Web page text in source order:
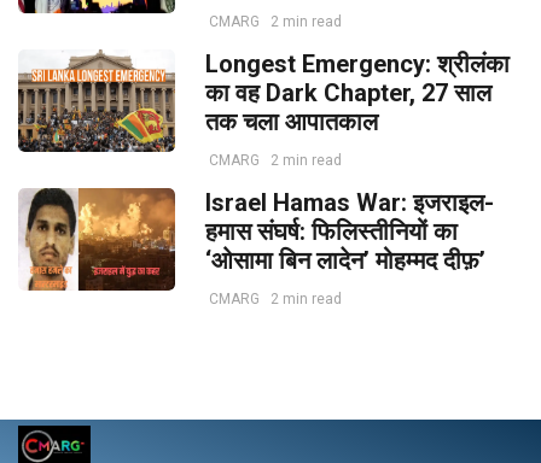
CMARG 2 min read
Longest Emergency: श्रीलंका
का वह Dark Chapter, 27 साल
तक चला आपातकाल
CMARG 2 min read
Israel Hamas War: इजराइल-
हमास संघर्ष: फिलिस्तीनियों का
‘ओसामा बिन लादेन’ मोहम्मद दीफ़’
CMARG 2 min read